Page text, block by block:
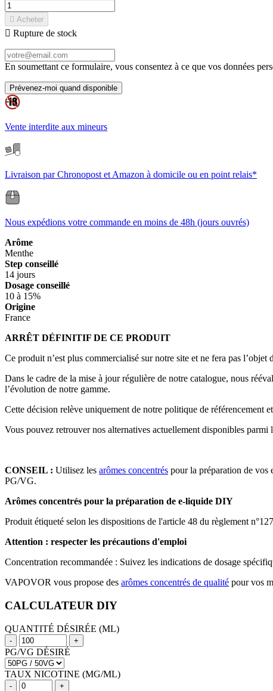
 Acheter
 Rupture de stock
En soumettant ce formulaire, vous consentez à ce que vos données
Prévenez-moi quand disponible
Vente interdite aux mineurs
Livraison par Chronopost et Amazon à domicile ou en point relais*
Nous expédions votre commande en moins de 48h (jours ouvrés)
Arôme
Menthe
Step conseillé
14 jours
Dosage conseillé
10 à 15%
Origine
France
ARRÊT DÉFINITIF DE CE PRODUIT
Ce produit n’est plus commercialisé sur notre site et ne fera pas l’objet
Dans le cadre de la mise à jour régulière de notre catalogue, nous
l’évolution de notre gamme.
Cette décision relève uniquement de notre politique de référencement
Vous pouvez retrouver nos alternatives actuellement disponibles
CONSEIL : Utilisez les arômes concentrés pour la préparation de vos
PG/VG.
Arômes concentrés pour la préparation de e-liquide DIY
Produit étiqueté selon les dispositions de l'article 48 du règlement
Attention : respecter les précautions d'emploi
Concentration recommandée : Suivez les indications de dosage
VAPOVOR vous propose des arômes concentrés de qualité pour vos
CALCULATEUR DIY
QUANTITÉ DÉSIRÉE (ML)
- +
PG/VG DÉSIRÉ
TAUX NICOTINE (MG/ML)
- +